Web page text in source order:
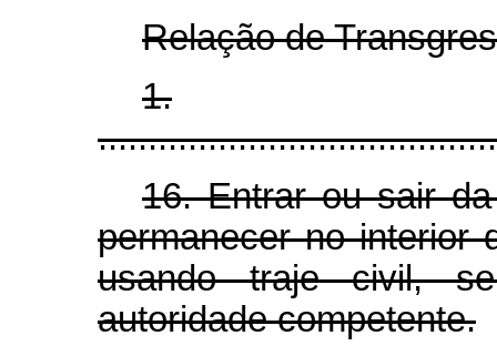
Relação de
1.
16. Entrar ou sair
permanecer no interior
usando traje civil,
autoridade competente.